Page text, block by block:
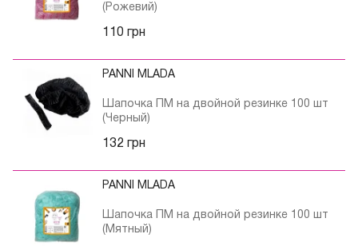
(Рожевий)
110 грн
PANNI MLADA
Шапочка ПМ на двойной резинке 100 шт
(Черный)
132 грн
PANNI MLADA
Шапочка ПМ на двойной резинке 100 шт
(Мятный)